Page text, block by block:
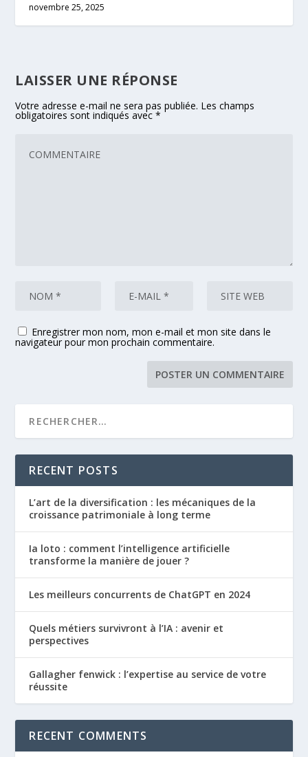
novembre 25, 2025
LAISSER UNE RÉPONSE
Votre adresse e-mail ne sera pas publiée. Les champs
obligatoires sont indiqués avec*
Enregistrer mon nom, mon e-mail et mon site dans le
navigateur pour mon prochain commentaire.
RECENT POSTS
L’art de la diversification : les mécaniques de la
croissance patrimoniale à long terme
Ia loto : comment l’intelligence artificielle
transforme la manière de jouer ?
Les meilleurs concurrents de ChatGPT en 2024
Quels métiers survivront à l’IA : avenir et
perspectives
Gallagher fenwick : l’expertise au service de votre
réussite
RECENT COMMENTS